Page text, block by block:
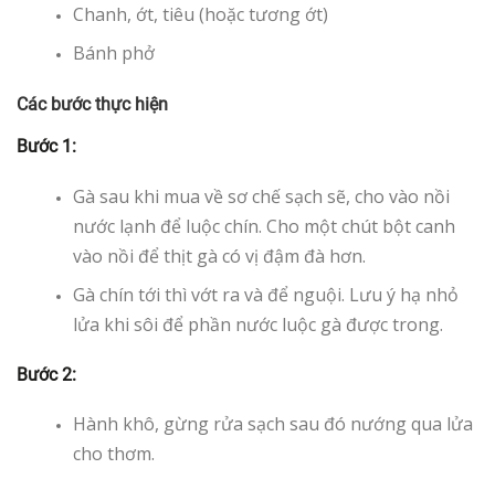
Chanh, ớt, tiêu (hoặc tương ớt)
Bánh phở
Các bước thực hiện
Bước 1:
Gà sau khi mua về sơ chế sạch sẽ, cho vào nồi
nước lạnh để luộc chín. Cho một chút bột canh
vào nồi để thịt gà có vị đậm đà hơn.
Gà chín tới thì vớt ra và để nguội. Lưu ý hạ nhỏ
lửa khi sôi để phần nước luộc gà được trong.
Bước 2:
Hành khô, gừng rửa sạch sau đó nướng qua lửa
cho thơm.